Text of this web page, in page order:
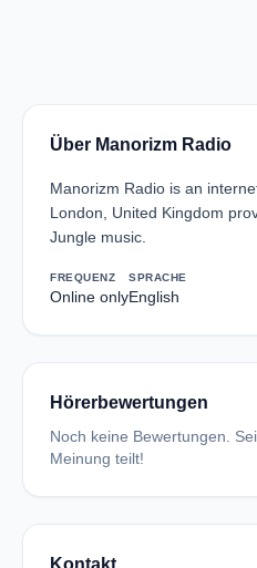
Über Manorizm Radio
Manorizm Radio is an
London, United Kingdom
Jungle music.
FREQUENZ
Online only
SPRACHE
English
Hörerbewertungen
Noch keine Bewertungen.
Meinung teilt!
Kontakt